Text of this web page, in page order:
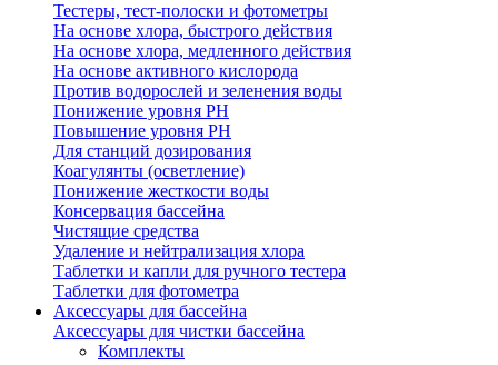
Тестеры, тест-полоски и фотометры
На основе хлора, быстрого действия
На основе хлора, медленного действия
На основе активного кислорода
Против водорослей и зеленения воды
Понижение уровня РН
Повышение уровня РН
Для станций дозирования
Коагулянты (осветление)
Понижение жесткости воды
Консервация бассейна
Чистящие средства
Удаление и нейтрализация хлора
Таблетки и капли для ручного тестера
Таблетки для фотометра
Аксессуары для бассейна
Аксессуары для чистки бассейна
Комплекты